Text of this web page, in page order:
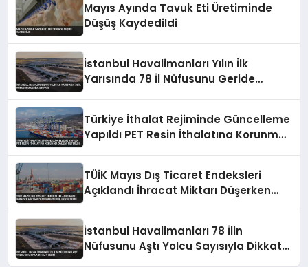
Mayıs Ayında Tavuk Eti Üretiminde
Düşüş Kaydedildi
İstanbul Havalimanları Yılın İlk
Yarısında 78 İl Nüfusunu Geride
Türkiye İthalat Rejiminde Güncelleme
Yapıldı PET Resin İthalatına Korunma
TÜİK Mayıs Dış Ticaret Endeksleri
Açıklandı İhracat Miktarı Düşerken
İstanbul Havalimanları 78 İlin
Nüfusunu Aştı Yolcu Sayısıyla Dikkat